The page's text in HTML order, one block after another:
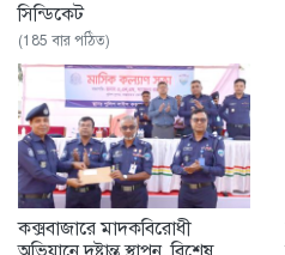
সিন্ডিকেট
(185 বার পঠিত)
কক্সবাজারে মাদকবিরোধী